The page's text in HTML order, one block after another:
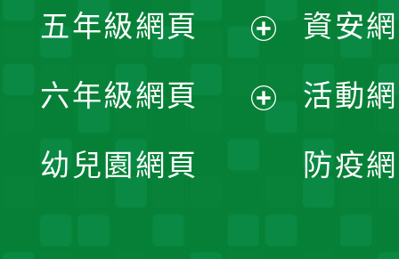
單
選
單
開
選
五年級網頁
開
六年級網頁
幼兒園網頁
資安
活動
防疫